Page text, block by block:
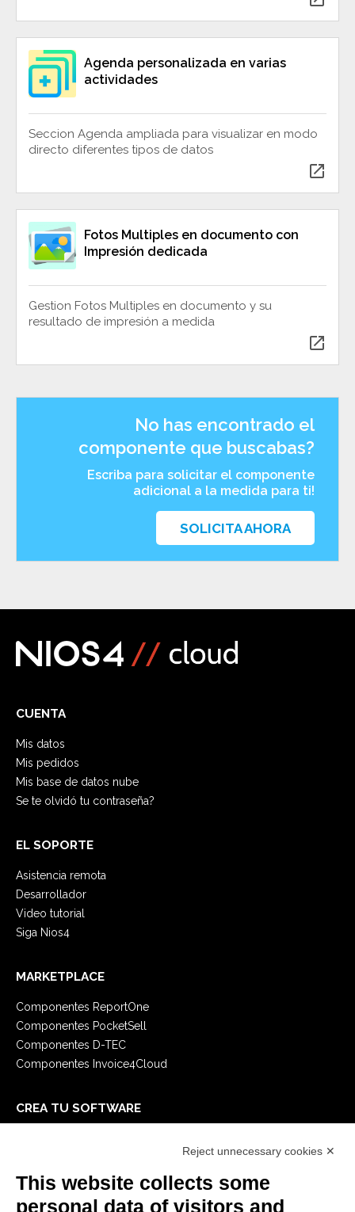
Agenda personalizada en varias
actividades
Seccion Agenda ampliada para visualizar en modo
directo diferentes tipos de datos
open_in_new
Fotos Multiples en documento con
Impresión dedicada
Gestion Fotos Multiples en documento y su
resultado de impresión a medida
open_in_new
No has encontrado el
componente que buscabas?
Escriba para solicitar el componente
adicional a la medida para ti!
SOLICITA AHORA
CUENTA
Mis datos
Mis pedidos
Mis base de datos nube
Se te olvidó tu contraseña?
EL SOPORTE
Asistencia remota
Desarrollador
Video tutorial
Siga Nios4
MARKETPLACE
Componentes ReportOne
Componentes PocketSell
Componentes D-TEC
Componentes Invoice4Cloud
CREA TU SOFTWARE
E-Book
Reject unnecessary cookies ✕
This website collects some
personal data of visitors and